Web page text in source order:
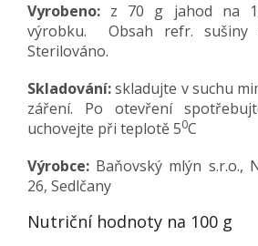
Vyrobeno: z 70 g jahod na
výrobku. Obsah refr.
Sterilováno.
Skladování:skladujte v suchu
záření. Po otevření
uchovejte při teplotě 50C
Výrobce: Baňovský mlýn s.r.o.,
26, Sedlčany
Nutriční hodnoty na 100 g